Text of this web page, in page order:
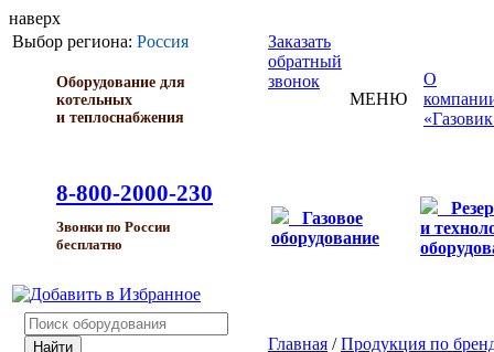
наверх
Выбор региона: Россия
Оборудование для
котельных
и теплоснабжения
8-800-2000-230
Звонки по России
бесплатно
Заказать
обратный
звонок
МЕНЮ
О
Газовое
оборудование
и
Главная /Продукция по